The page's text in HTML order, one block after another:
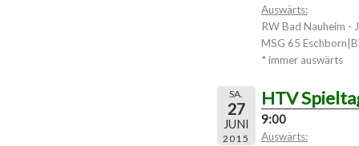
Auswärts:
RW Bad Nauheim -
MSG 65
* immer auswärts
SA.
27
JUNI
2015
HTV
9:00
Auswärts: